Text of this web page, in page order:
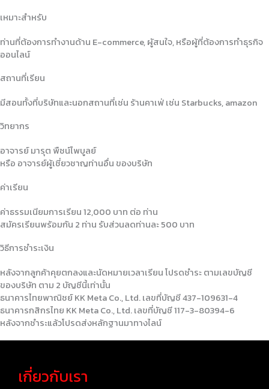
เหมาะสำหรับ
ท่านที่ต้องการทำงานด้าน E-commerce, ผูัสนใจ, หรือผู้ที่ต้องการทำธุรกิจ
ออนไลน์
สถานที่เรียน
มีสอนทั้งที่บริษัทและนอกสถานที่เช่น ร้านคาเฟ่ เช่น Starbucks, amazon
วิทยากร
อาจารย์ มารุต พืชน์ไพบูลย์
หรือ อาจารย์ผู้เชี่ยวชาญท่านอื่น ของบริษัท
ค่าเรียน
ค่าธรรมเนียมการเรียน 12,000 บาท ต่อ ท่าน
สมัครเรียนพร้อมกัน 2 ท่าน รับส่วนลดท่านละ 500 บาท
วิธีการชำระเงิน
หลังจากลูกค้าคุยตกลงและนัดหมายเวลาเรียน โปรดชำระ ตามเลขบัญชี
ของบริษัท ตาม 2 บัญชีนี้เท่านั้น
ธนาคารไทยพาณิชย์ KK Meta Co., Ltd. เลขที่บัญชี 437-109631-4
ธนาคารกสิกรไทย KK Meta Co., Ltd. เลขที่บัญชี 117-3-80394-6
หลังจากชำระแล้วโปรดส่งหลักฐานมาทางไลน์
เกี่ยวกับเรา